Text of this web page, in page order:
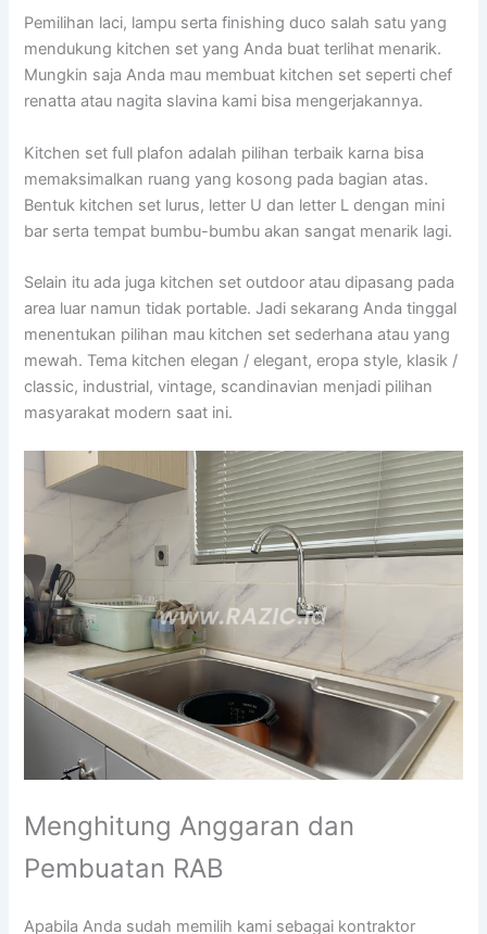
Pemilihan laci, lampu serta finishing duco salah satu yang
mendukung kitchen set yang Anda buat terlihat menarik.
Mungkin saja Anda mau membuat kitchen set seperti chef
renatta atau nagita slavina kami bisa mengerjakannya.
Kitchen set full plafon adalah pilihan terbaik karna bisa
memaksimalkan ruang yang kosong pada bagian atas.
Bentuk kitchen set lurus, letter U dan letter L dengan mini
bar serta tempat bumbu-bumbu akan sangat menarik lagi.
Selain itu ada juga kitchen set outdoor atau dipasang pada
area luar namun tidak portable. Jadi sekarang Anda tinggal
menentukan pilihan mau kitchen set sederhana atau yang
mewah. Tema kitchen elegan / elegant, eropa style, klasik /
classic, industrial, vintage, scandinavian menjadi pilihan
masyarakat modern saat ini.
Menghitung Anggaran dan
Pembuatan RAB
Apabila Anda sudah memilih kami sebagai kontraktor